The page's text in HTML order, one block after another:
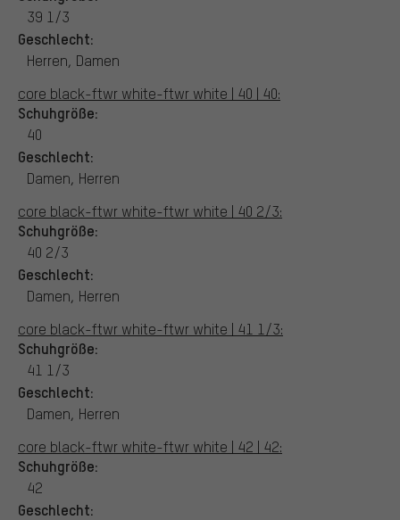
39 1/3
Geschlecht:
Herren, Damen
core black-ftwr white-ftwr white | 40 | 40:
Schuhgröße:
40
Geschlecht:
Damen, Herren
core black-ftwr white-ftwr white | 40 2/3:
Schuhgröße:
40 2/3
Geschlecht:
Damen, Herren
core black-ftwr white-ftwr white | 41 1/3:
Schuhgröße:
41 1/3
Geschlecht:
Damen, Herren
core black-ftwr white-ftwr white | 42 | 42:
Schuhgröße:
42
Geschlecht: